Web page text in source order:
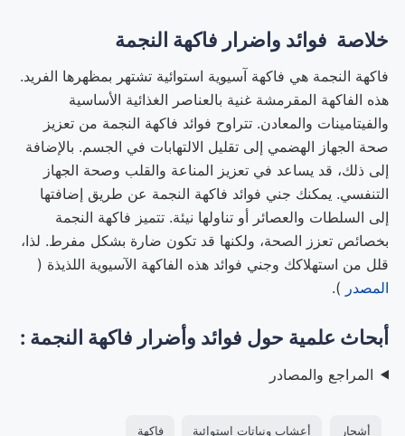
خلاصة فوائد واضرار فاكهة النجمة
فاكهة النجمة هي فاكهة آسيوية استوائية تشتهر بمظهرها الفريد.
هذه الفاكهة المقرمشة غنية بالعناصر الغذائية الأساسية
والفيتامينات والمعادن. تتراوح فوائد فاكهة النجمة من تعزيز
صحة الجهاز الهضمي إلى تقليل الالتهابات في الجسم. بالإضافة
إلى ذلك، قد يساعد في تعزيز المناعة والقلب وصحة الجهاز
التنفسي. يمكنك جني فوائد فاكهة النجمة عن طريق إضافتها
إلى السلطات والعصائر أو تناولها نيئة. تتميز فاكهة النجمة
بخصائص تعزز الصحة، ولكنها قد تكون ضارة بشكل مفرط. لذا،
قلل من استهلاكك وجني فوائد هذه الفاكهة الآسيوية اللذيذة (
المصدر ).
أبحاث علمية حول فوائد وأضرار فاكهة النجمة :
المراجع والمصادر
أشجار أعشاب ونباتات استوائية فاكهة